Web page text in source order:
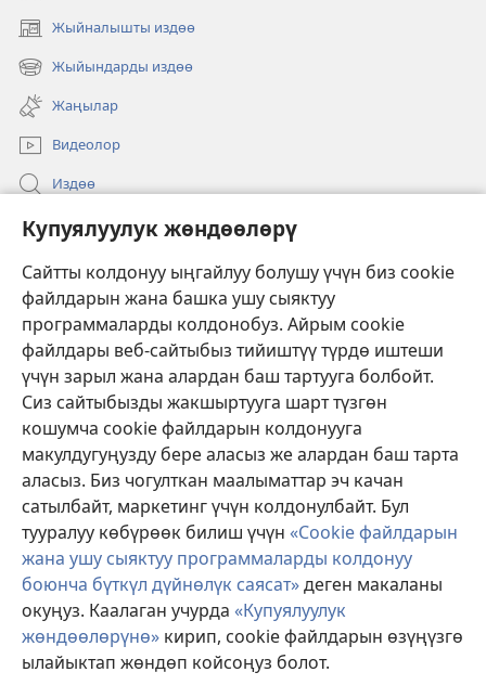
Купуялуулук жөндөөлөрү
Сайтты колдонуу ыңгайлуу болушу үчүн биз cookie
файлдарын жана башка ушу сыяктуу
программаларды колдонобуз. Айрым cookie
файлдары веб-сайтыбыз тийиштүү түрдө иштеши
үчүн зарыл жана алардан баш тартууга болбойт.
Сиз сайтыбызды жакшыртууга шарт түзгөн
кошумча cookie файлдарын колдонууга
макулдугуңузду бере аласыз же алардан баш тарта
аласыз. Биз чогулткан маалыматтар эч качан
сатылбайт, маркетинг үчүн колдонулбайт. Бул
тууралуу көбүрөөк билиш үчүн «Cookie файлдарын
жана ушу сыяктуу программаларды колдонуу
боюнча бүткүл дүйнөлүк саясат»деген макаланы
окуңуз. Каалаган учурда «Купуялуулук
жөндөөлөрүнө» кирип, cookie файлдарын өзүңүзгө
ылайыктап жөндөп койсоңуз болот.
Жыйналышты издөө
(жаңы
терезе
ачат)
Жыйындарды издөө
(жаңы
терезе
ачат)
Жаңылар
Видеолор
Издөө
Бийлик өкүлдөрү үчүн маалымат
(жаңы
терезе
ачат)
ОНЛАЙН КИТЕПКАНА
(жаңы
терезе
ачат) JW Hub
(жаңы
терезе
ачат) JW Library
Watchtower Library
Copyright© 2026 Watch Tower Bible and Tract Society of Pennsylvania.
КОЛДОНУУ ШАРТТАРЫ| КУПУЯЛУУЛУК САЯСАТЫ
ЖӨНДӨӨЛӨРҮ